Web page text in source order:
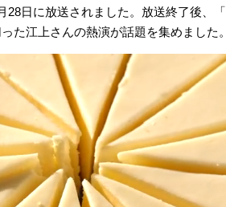
28日に放送されました。放送終了後、
た江上さんの熱演が話題を集めました。